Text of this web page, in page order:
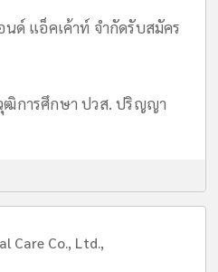
ด์ แอ็คเค้าท์ จำกัดรับสมัคร
ฒิการศึกษา ปวส. ปริญญา
Care Co., Ltd.,